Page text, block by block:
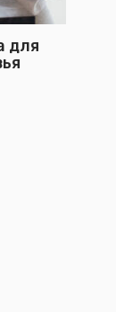
для